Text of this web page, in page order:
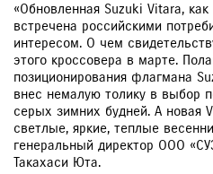
«Обновленная Suzuki Vitara,
встречена российскими
интересом. О чем
этого кроссовера в марте.
позиционирования флагмана
внес немалую толику в выбор
серых зимних будней. А новая
светлые, яркие, теплые
генеральный директор ООО
Такахаси Юта.